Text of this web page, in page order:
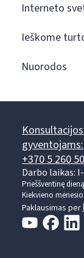
Interneto
Ieškome
Nuorodos
gyventojams:
+370 5 260
Darbo laikas: I-
Prieššventinę
Kiekvieno
Paklausimas per